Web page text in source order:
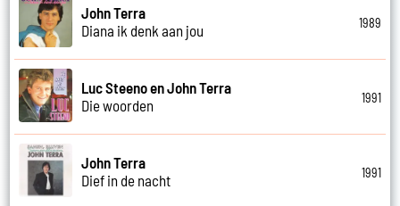
John Terra
Diana ik denk aan jou
1989
Luc Steeno en John Terra
Die woorden
1991
John Terra
Dief in de nacht
1991